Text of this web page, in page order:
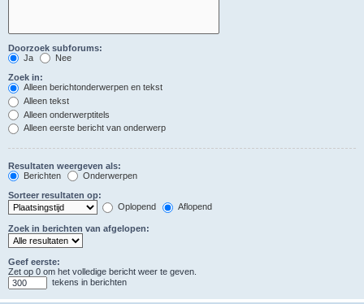
Doorzoek subforums:
Ja
Nee
Zoek in:
Alleen berichtonderwerpen en tekst
Alleen tekst
Alleen onderwerptitels
Alleen eerste bericht van onderwerp
Resultaten weergeven als:
Berichten
Onderwerpen
Sorteer resultaten op:
Oplopend
Aflopend
Zoek in berichten van afgelopen:
Geef eerste:
Zet op 0 om het volledige bericht weer te geven.
tekens in berichten